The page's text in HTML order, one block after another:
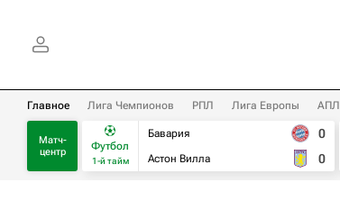
Главное Лига Чемпионов РПЛ Лига Европы АПЛ
Матч-
центр
Футбол
1-й тайм
Бавария
Астон Вилла
0
0